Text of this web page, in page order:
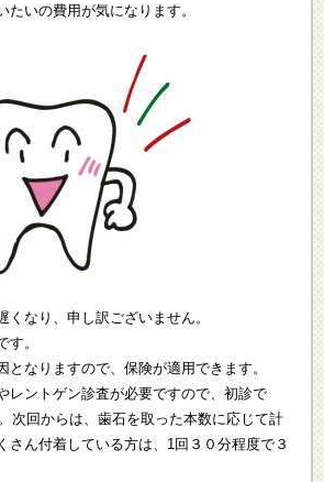
たいの費用が気になります。
くなり、申し訳ございません。
す。
となりますので、保険が適用できます。
レントゲン診査が必要ですので、初診で
次回からは、歯石を取った本数に応じて計
さん付着している方は、1回３０分程度で３